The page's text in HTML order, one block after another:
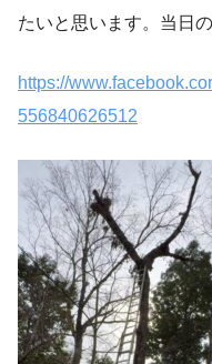
たいと思います。当日
https://
556840626512